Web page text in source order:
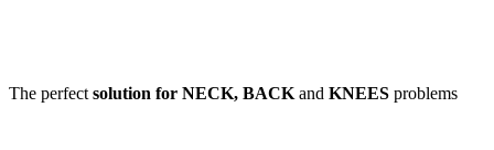
The perfect solution for NECK, BACK and KNEES problems